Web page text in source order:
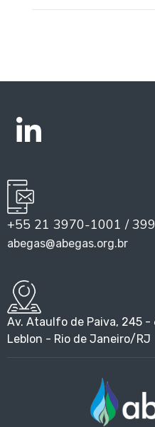
+55 21 3970-1001 /
abegas@abegas.org.br
Av. Ataulfo de Paiva, 245 -
Leblon - Rio de Janeiro/RJ